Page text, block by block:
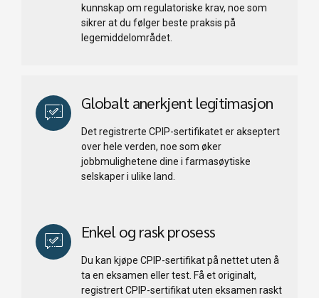
kunnskap om regulatoriske krav, noe som
sikrer at du følger beste praksis på
legemiddelområdet.
Globalt anerkjent legitimasjon
Det registrerte CPIP-sertifikatet er akseptert
over hele verden, noe som øker
jobbmulighetene dine i farmasøytiske
selskaper i ulike land.
Enkel og rask prosess
Du kan kjøpe CPIP-sertifikat på nettet uten å
ta en eksamen eller test. Få et originalt,
registrert CPIP-sertifikat uten eksamen raskt